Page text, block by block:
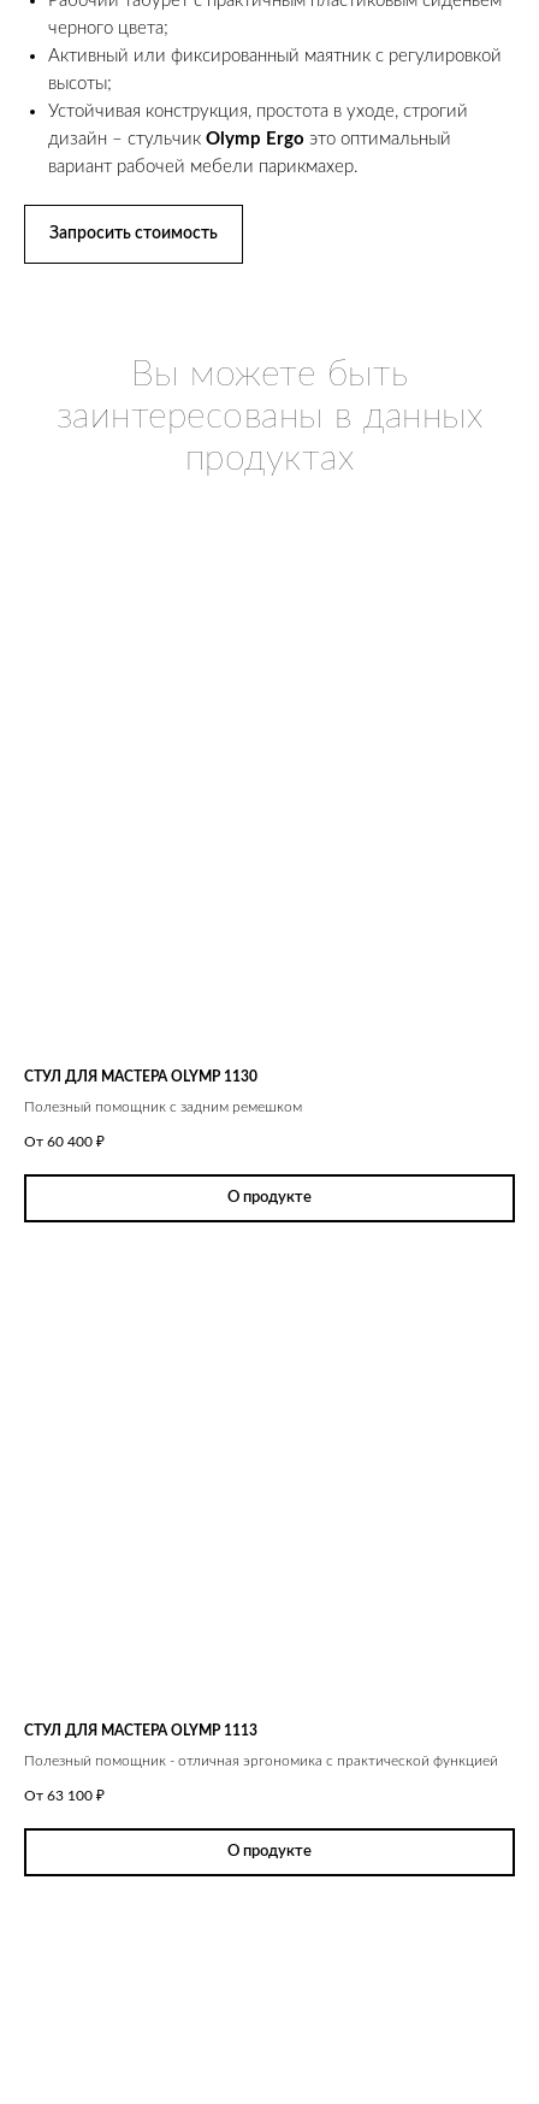
черного цвета;
Активный или фиксированный маятник с регулировкой
высоты;
Устойчивая конструкция, простота в уходе, строгий
дизайн – стульчик Olymp Ergo это оптимальный
вариант рабочей мебели парикмахер.
Запросить стоимость
Вы можете быть
заинтересованы в данных
продуктах
СТУЛ ДЛЯ МАСТЕРА OLYMP 1130
Полезный помощник с задним ремешком
От 60 400 ₽
О продукте
СТУЛ ДЛЯ МАСТЕРА OLYMP 1113
Полезный помощник - отличная эргономика с практической функцией
От 63 100 ₽
О продукте